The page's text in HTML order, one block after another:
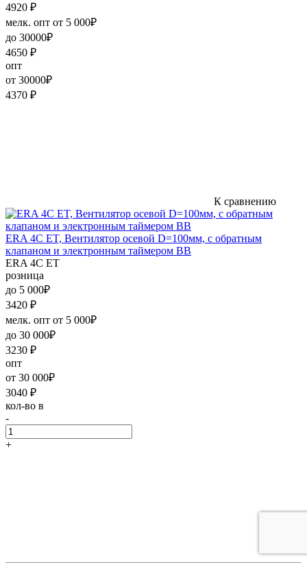
4920 ₽
мелк. опт от 5 000₽
до 30000₽
4650 ₽
опт
от 30000₽
4370 ₽
К сравнению
ERA 4C ET, Вентилятор осевой D=100мм, с обратным
клапаном и электронным таймером ВВ
ERA 4C ET
розница
до 5 000₽
3420 ₽
мелк. опт от 5 000₽
до 30 000₽
3230 ₽
опт
от 30 000₽
3040 ₽
кол-во в
-
+